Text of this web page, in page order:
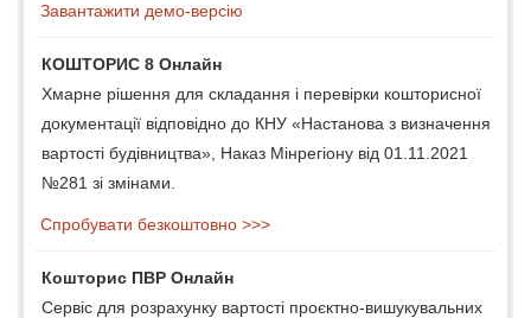
Завантажити демо-версію
КОШТОРИС 8 Онлайн
Хмарне рішення для складання і перевірки кошторисної
документації відповідно до КНУ «Настанова з визначення
вартості будівництва», Наказ Мінрегіону від 01.11.2021
№281 зі змінами.
Спробувати безкоштовно >>>
Кошторис ПВР Онлайн
Сервіс для розрахунку вартості проєктно-вишукувальних